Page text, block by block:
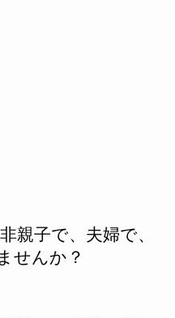
親子で、夫婦で、
せんか？